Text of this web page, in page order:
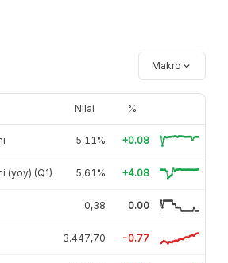
Makro
Nilai %
5,11% +0.08
(yoy) (Q1) 5,61% +4.08
0,38 0.00
3.447,70 -0.77